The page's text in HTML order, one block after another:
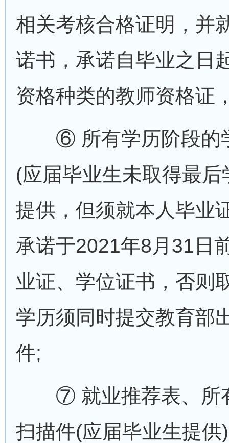
相关考核合格证明，并
诺书，承诺自毕业之日
资格种类的教师资格证
⑥ 所有学历阶段的
(应届毕业生未取得最
提供，但须就本人毕业
承诺于2021年8月31日
业证、学位证书，否则
学历须同时提交教育部
件;
⑦ 就业推荐表、所
扫描件(应届毕业生提供